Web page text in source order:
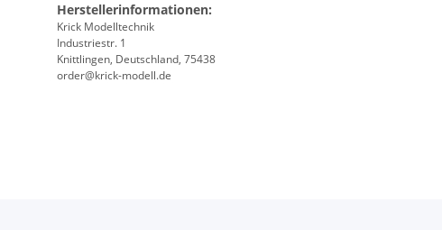
Herstellerinformationen:
Krick Modelltechnik
Industriestr. 1
Knittlingen, Deutschland, 75438
order@krick-modell.de